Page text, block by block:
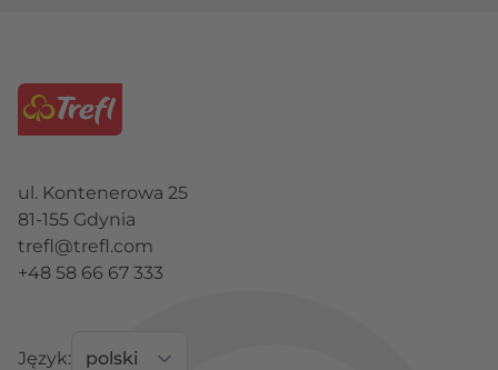
ul. Kontenerowa 25
81-155 Gdynia
trefl@trefl.com
+48 58 66 67 333
Język: